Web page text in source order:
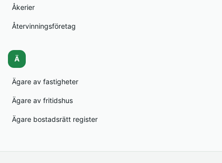
Åkerier
Återvinningsföretag
Ä
Ägare av fastigheter
Ägare av fritidshus
Ägare bostadsrätt register